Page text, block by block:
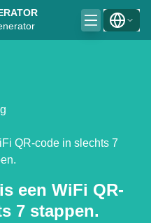
QR-code in slechts 7
een WiFi QR-
7 stappen.